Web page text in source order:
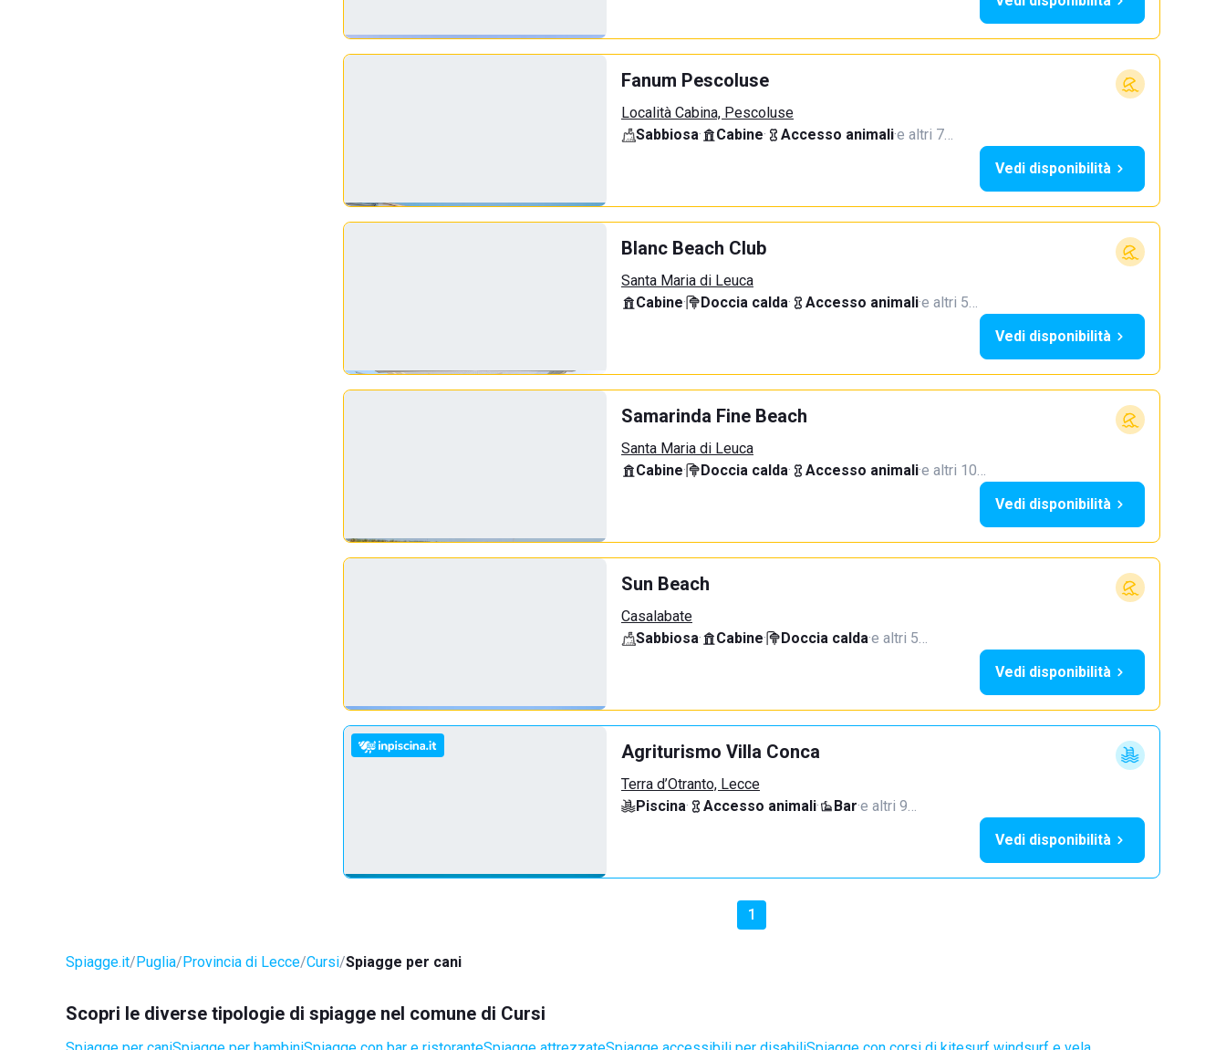
Fanum Pescoluse
Località Cabina, Pescoluse
Sabbiosa· Cabine· Accesso animali·e altri 7…
Vedi disponibilità
Blanc Beach Club
Santa Maria di Leuca
Cabine· Doccia calda· Accesso animali·e altri 5…
Vedi disponibilità
Samarinda Fine Beach
Santa Maria di Leuca
Cabine· Doccia calda· Accesso animali·e altri 10…
Vedi disponibilità
Sun Beach
Casalabate
Sabbiosa· Cabine· Doccia calda·e altri 5…
Vedi disponibilità
Agriturismo Villa Conca
Terra d’Otranto, Lecce
Piscina· Accesso animali· Bar·e altri 9…
Vedi disponibilità
1
Spiagge.it Puglia Provincia di Lecce Cursi Spiagge per cani
Scopri le diverse tipologie di spiagge nel comune di Cursi